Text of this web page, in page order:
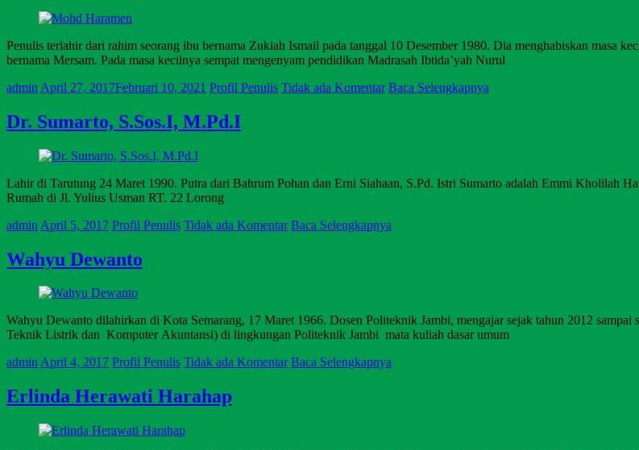
Penulis terlahir dari rahim seorang ibu bernama Zukiah Ismail pada tanggal 10 Desember 1980. Dia menghabiskan masa
bernama Mersam. Pada masa kecilnya sempat mengenyam pendidikan Madrasah Ibtida’yah Nurul
admin April 27, 2017Februari 10, 2021 Profil Penulis Tidak ada Komentar Baca Selengkapnya
Dr. Sumarto, S.Sos.I, M.Pd.I
Lahir di Tarutung 24 Maret 1990. Putra dari Bahrum Pohan dan Erni Siahaan, S.Pd. Istri Sumarto adalah Emmi Kholilah
Rumah di Jl. Yulius Usman RT. 22 Lorong
admin April 5, 2017 Profil Penulis Tidak ada Komentar Baca Selengkapnya
Wahyu Dewanto
Wahyu Dewanto dilahirkan di Kota Semarang, 17 Maret 1966. Dosen Politeknik Jambi, mengajar sejak tahun 2012
Teknik Listrik dan Komputer Akuntansi) di lingkungan Politeknik Jambi mata kuliah dasar umum
adminApril 4, 2017 Profil Penulis Tidak ada Komentar Baca Selengkapnya
Erlinda Herawati Harahap